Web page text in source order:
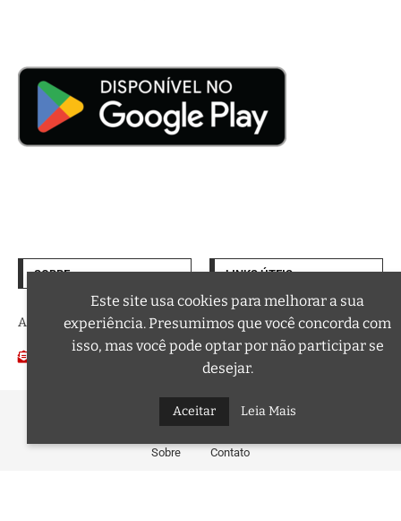
SOBRE
A trilha sonora da sua vida
Email:
LINKS ÚTEIS
Termos de Uso
Política de Privacidade
Podcasts
@2026 – Todos os Direitos Reservados a Curta FM
Sobre Contato
Este site usa cookies para melhorar a sua
experiência. Presumimos que você concorda com
isso, mas você pode optar por não participar se
desejar.
Aceitar Leia Mais